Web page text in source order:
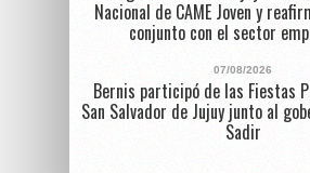
Nacional de CAME Joven y
conjunto con el sector
07/08/2026
Bernis participó de las Fiestas
San Salvador de Jujuy junto al
Sadir